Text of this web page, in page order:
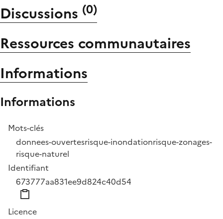
Discussions (0)
Ressources communautaires
Informations
Informations
Mots-clés
donnees-ouvertesrisque-inondationrisque-zonages-
risque-naturel
Identifiant
673777aa831ee9d824c40d54
Licence